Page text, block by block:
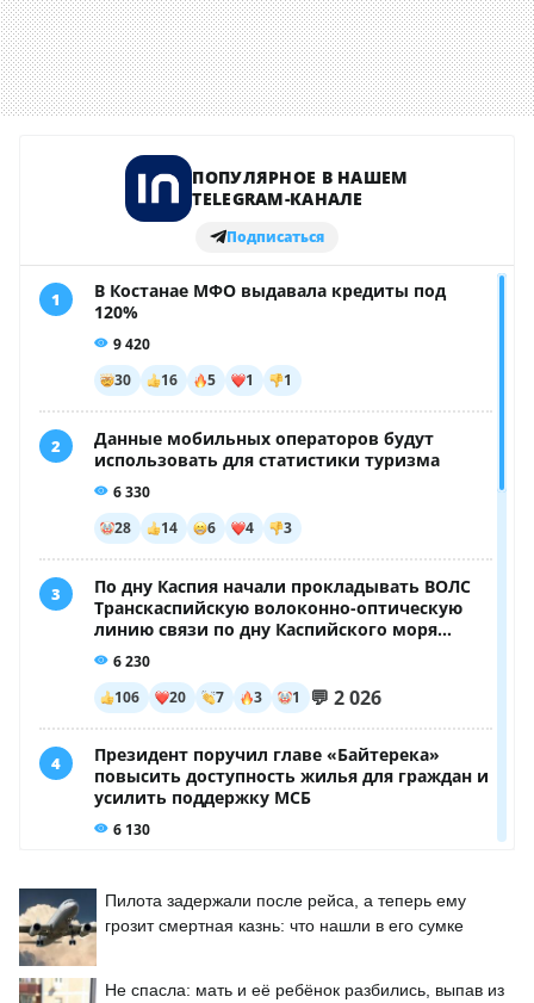
Пилота задержали после рейса, а теперь ему
грозит смертная казнь: что нашли в его сумке
Не спасла: мать и её ребёнок разбились, выпав из